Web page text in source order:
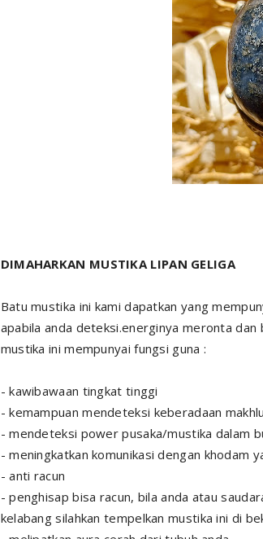
DIMAHARKAN MUSTIKA LIPAN GELIGA
Batu mustika ini kami dapatkan yang
apabila anda deteksi.energinya meronta dan
mustika ini mempunyai fungsi guna :
- kawibawaan tingkat tinggi
- kemampuan mendeteksi keberadaan
- mendeteksi power pusaka/mustika dalam
- meningkatkan komunikasi dengan khodam
- anti racun
- penghisap bisa racun, bila anda atau
kelabang silahkan tempelkan mustika ini di